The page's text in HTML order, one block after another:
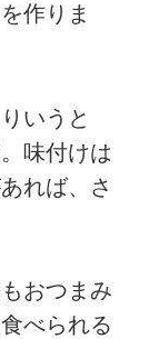
作りま
いうと
味付けは
れば、さ
おつまみ
べられる